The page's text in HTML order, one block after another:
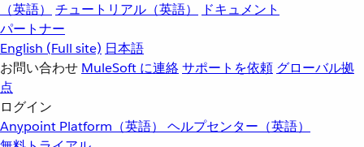
（英語）
チュートリアル（英語）
ドキュメント
パートナー
English (Full site) 日本語
お問い合わせ MuleSoft に連絡サポートを依頼 グローバル拠
点
ログイン
Anypoint Platform（英語） ヘルプセンター（英語）